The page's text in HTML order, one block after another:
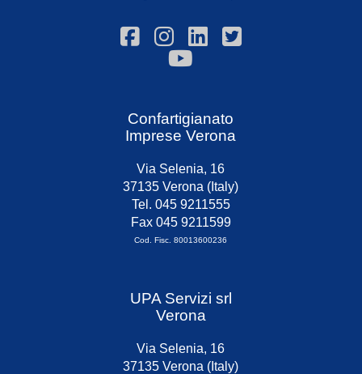
Confartigianato
Imprese Verona
Via Selenia, 16
37135 Verona (Italy)
Tel. 045 9211555
Fax 045 9211599
Cod. Fisc. 80013600236
UPA Servizi srl
Verona
Via Selenia, 16
37135 Verona (Italy)